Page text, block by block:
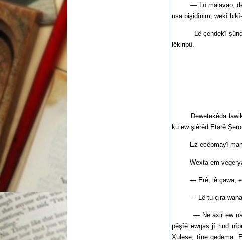
— Lo malavao, de
usa bişidînim, wekî
Lê çendekî şûnda
lêkiribû.
Dewetekêda
ku ew şiêrêd Etarê
Ez ecêbmayî mam,
Wexta em vegeryan
— Erê, lê çawa, ew
— Lê tu çira wana
— Ne axir ew naêne
pêşîê ewqas jî rind
Xulese, tîne qedema.